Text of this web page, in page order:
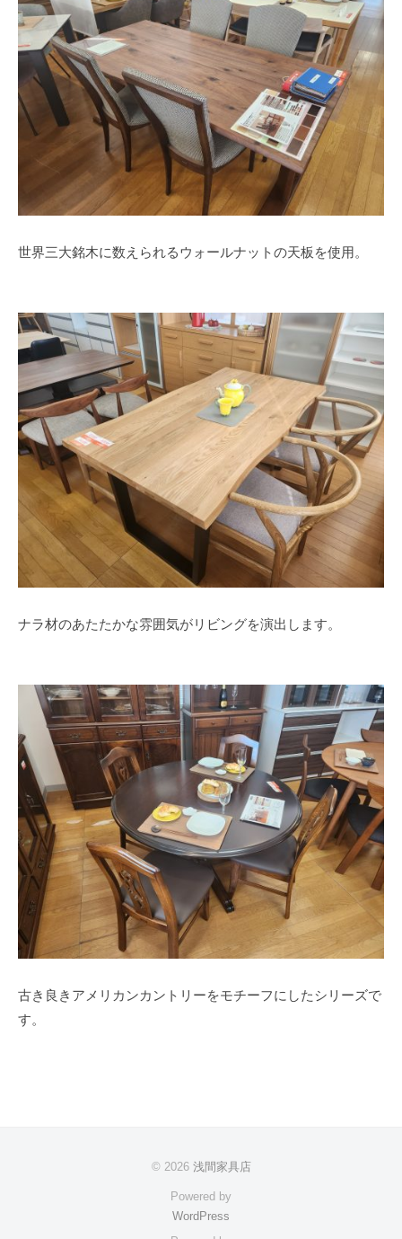
世界三大銘木に数えられるウォールナットの天板を使用。
ナラ材のあたたかな雰囲気がリビングを演出します。
古き良きアメリカンカントリーをモチーフにしたシリーズで
す。
© 2026 浅間家具店
Powered by
WordPress